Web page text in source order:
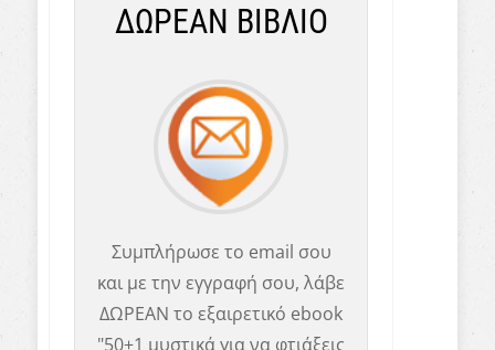
ΔΩΡΕΑΝ ΒΙΒΛΙΟ
Συμπλήρωσε το email σου
και με την εγγραφή σου, λάβε
ΔΩΡΕΑΝ το εξαιρετικό ebook
"50+1 μυστικά για να φτιάξεις